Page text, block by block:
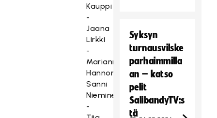
Kauppi
-
Jaana
Lirkki
-
Marianne
Hannonen,
Sanni
Nieminen
-
Syksyn
turnausvilske
parhaimmilla
an – katso
pelit
SalibandyTV:s
tä